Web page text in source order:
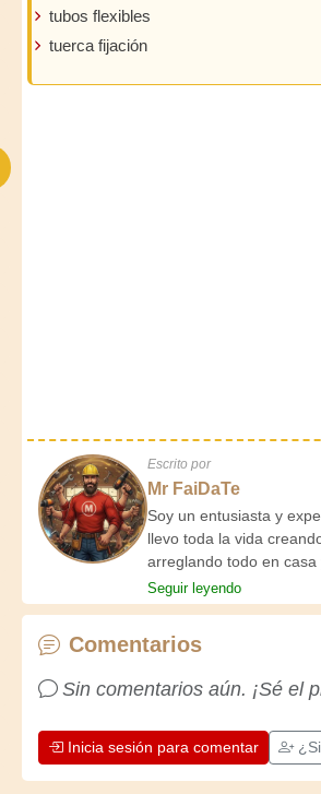
tubos flexibles
tuerca fijación
Escrito por
Mr FaiDaTe
Soy un entusiasta y
llevo toda la vida
arreglando todo en casa
Mis abuelos me
pequeño, y desde
Te mantiene activo y
profesionales ponen en
oportunidad para
Seguir leyendo
Comentarios
Sin comentarios aún. ¡Sé el
Inicia sesión para comentar